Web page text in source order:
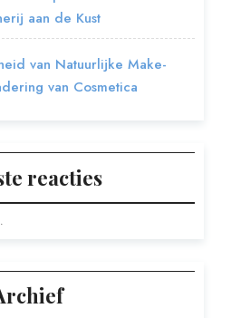
aan de Kust
van Natuurlijke Make-
van Cosmetica
reacties